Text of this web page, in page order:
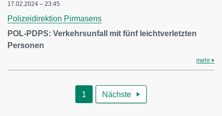
17.02.2024 – 23:45
Polizeidirektion Pirmasens
POL-PDPS: Verkehrsunfall mit fünf leichtverletzten
Personen
mehr
1 Nächste 